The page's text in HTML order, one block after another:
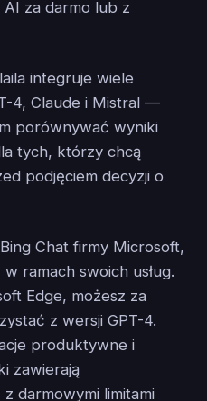
za darmo lub z
integruje wiele
4, Claude i Mistral —
porównywać wyniki
tych, którzy chcą
podjęciem decyzji o
Chat firmy Microsoft,
ramach swoich usług.
Edge, możesz za
z wersji GPT-4.
produktywne i
zawierają
darmowymi limitami